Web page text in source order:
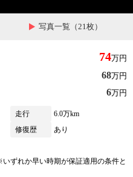
写真一覧（21枚）
74万円
68万円
6万円
走行
6.0万km
修復歴
あり
ずれか早い時期が保証適用の条件と